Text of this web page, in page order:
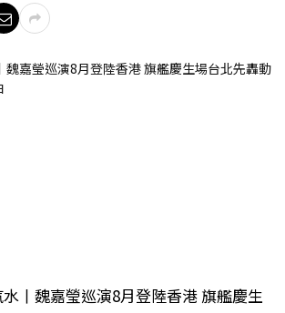
丨魏嘉瑩巡演8月登陸香港 旗艦慶生